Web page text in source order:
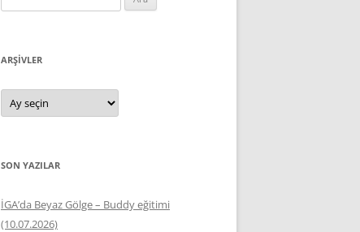
ARŞIVLER
Arşivler
SON YAZILAR
İGA’da Beyaz Gölge – Buddy eğitimi
(10.07.2026)